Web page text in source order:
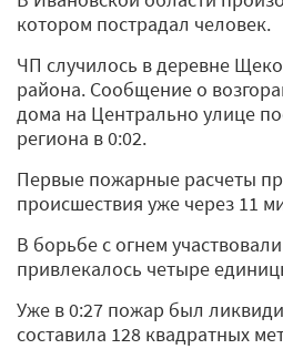
котором пострадал человек.
ЧП случилось в деревне
района. Сообщение о
дома на Центрально улице
региона в 0:02.
Первые пожарные расчеты
происшествия уже через 11
В борьбе с огнем
привлекалось четыре
Уже в 0:27 пожар был
составила 128 квадратных